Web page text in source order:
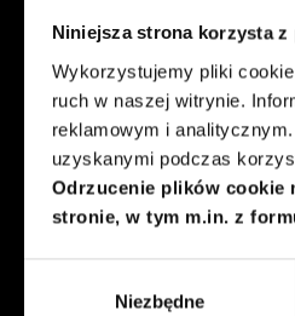
Niniejsza strona korzysta
Wykorzystujemy pliki
ruch w naszej witrynie.
reklamowym i
uzyskanymi podczas
Odrzucenie plików cookie
stronie, w tym m.in. z
Niezbędne